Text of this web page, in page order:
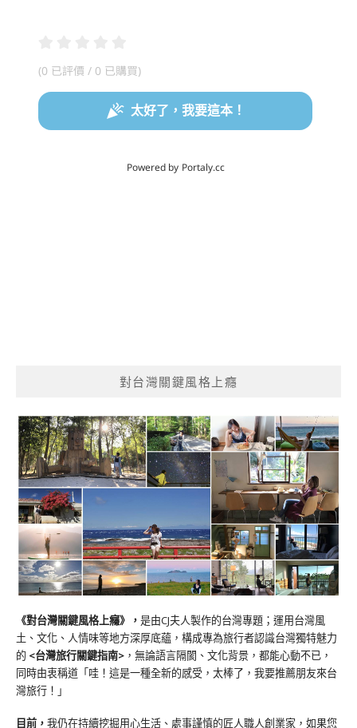
對台灣關鍵風格上癮
《對台灣關鍵風格上癮》 ， 是由CJ夫人製作的台灣專題；運用台灣風
土、文化、人情味等地方深厚底蘊，構成專為旅行者認識台灣獨特魅力
的 <台灣旅行關鍵指南> ，無論語言隔閡、文化背景，都能心動不已，
同時由衷稱道「哇！這是一種全新的感受，太棒了，我要推薦朋友來台
灣旅行！」
目前， 我仍在持續挖掘用心生活、處事謹慎的匠人職人創業家，如果您